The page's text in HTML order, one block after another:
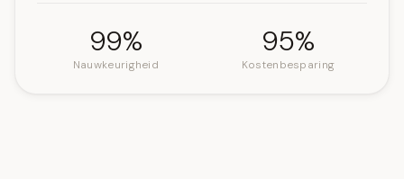
99%
Nauwkeurigheid
95%
Kostenbesparing